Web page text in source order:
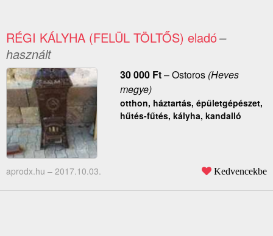
RÉGI KÁLYHA (FELÜL TÖLTŐS) eladó–
használt
30 000 Ft–Ostoros(Heves
megye)
otthon, háztartás, épületgépészet,
hűtés-fűtés, kályha, kandalló
aprodx.hu – 2017.10.03. Kedvencekbe